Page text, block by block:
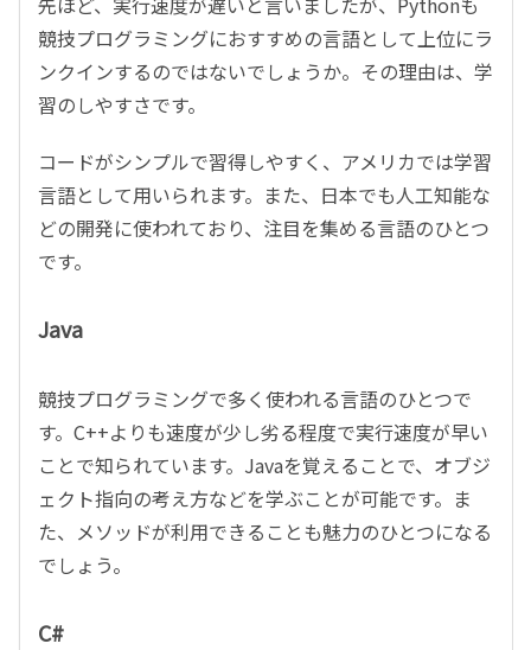
競技プログラミングにおすすめの言語として上位にラ
ンクインするのではないでしょうか。その理由は、学
習のしやすさです。
コードがシンプルで習得しやすく、アメリカでは学習
言語として用いられます。また、日本でも人工知能な
どの開発に使われており、注目を集める言語のひとつ
です。
Java
競技プログラミングで多く使われる言語のひとつで
す。C++よりも速度が少し劣る程度で実行速度が早い
ことで知られています。Javaを覚えることで、オブジ
ェクト指向の考え方などを学ぶことが可能です。ま
た、メソッドが利用できることも魅力のひとつになる
でしょう。
C#